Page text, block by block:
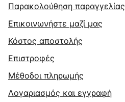
Παρακολούθηση παραγγελίας
Επικοινωνήστε μαζί μας
Κόστος αποστολής
Επιστροφές
Μέθοδοι πληρωμής
Λογαριασμός και εγγραφή